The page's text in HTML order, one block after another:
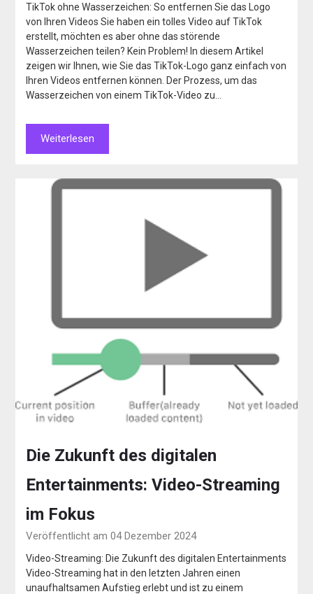
TikTok ohne Wasserzeichen: So entfernen Sie das Logo
von Ihren Videos Sie haben ein tolles Video auf TikTok
erstellt, möchten es aber ohne das störende
Wasserzeichen teilen? Kein Problem! In diesem Artikel
zeigen wir Ihnen, wie Sie das TikTok-Logo ganz einfach von
Ihren Videos entfernen können. Der Prozess, um das
Wasserzeichen von einem TikTok-Video zu…
Weiterlesen
Die Zukunft des digitalen
Entertainments: Video-Streaming
im Fokus
Veröffentlicht am 04 Dezember 2024
Video-Streaming: Die Zukunft des digitalen Entertainments
Video-Streaming hat in den letzten Jahren einen
unaufhaltsamen Aufstieg erlebt und ist zu einem